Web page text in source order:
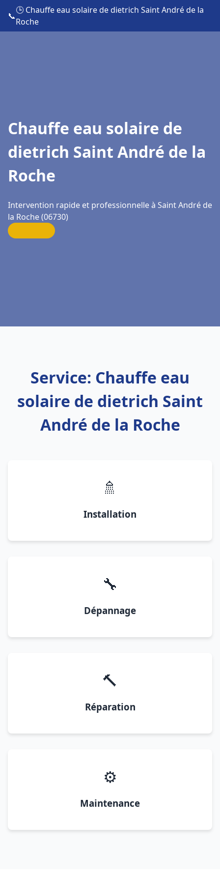
📞
🕒 Chauffe eau solaire de dietrich Saint André de la
Roche
Chauffe eau solaire de
dietrich Saint André de la
Roche
Intervention rapide et professionnelle à Saint André de
la Roche (06730)
Service: Chauffe eau
solaire de dietrich Saint
André de la Roche
🚿
Installation
🔧
Dépannage
🔨
Réparation
⚙️
Maintenance